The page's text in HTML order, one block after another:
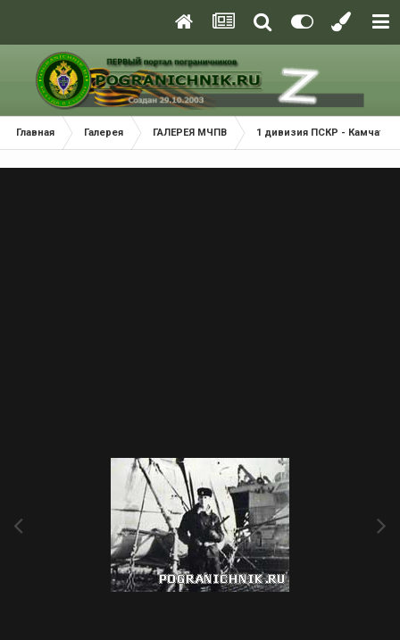
Главная Галерея ГАЛЕРЕЯ МЧПВ 1 дивизия ПСКР - Камчатка